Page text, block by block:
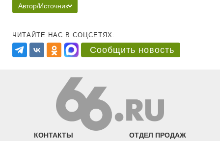
Автор/Источник
ЧИТАЙТЕ НАС В СОЦСЕТЯХ:
Сообщить новость
КОНТАКТЫ ОТДЕЛ ПРОДАЖ